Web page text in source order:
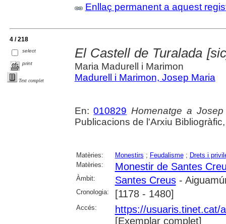
Enllaç permanent a aquest
4 / 218
select
print
Text complet
El Castell de Turalada
Maria Madurell i Marimon
Madurell i Marimon, Josep Maria
En:010829 Homenatge a
Publicacions de l'Arxiu
Matèries: Monestirs ; Feudalisme; Drets i
Matèries:
Monestir de Santes
Àmbit: Santes Creus-
Cronologia: [1178 - 1480]
Accés:
https://usuaris.tinet.cat/
[Exemplar complet]